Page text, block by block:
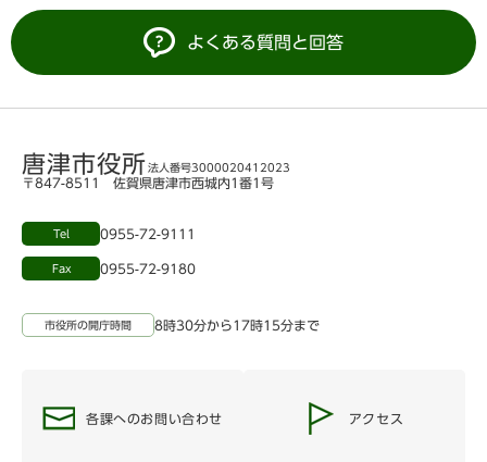
よくある質問と回答
唐津市役所 法人番号3000020412023
〒847-8511 佐賀県唐津市西城内1番1号
Tel 0955-72-9111
Fax 0955-72-9180
市役所の開庁時間 8時30分から17時15分まで
各課へのお問い合わせ アクセス